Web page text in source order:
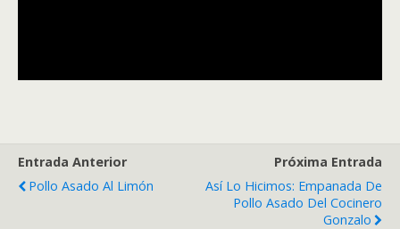
Entrada Anterior
Pollo Asado Al Limón
Próxima Entrada
Así Lo Hicimos: Empanada De
Pollo Asado Del Cocinero
Gonzalo